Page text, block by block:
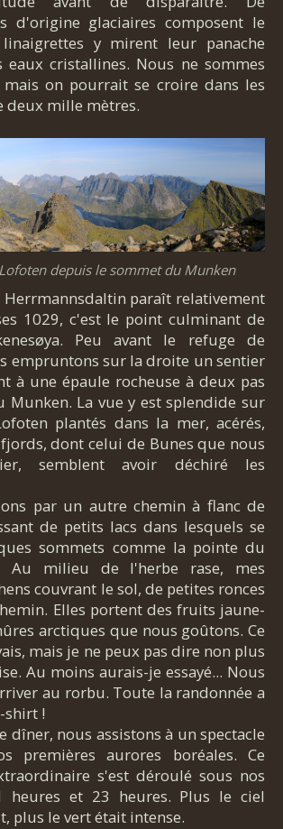
d'origine glaciaires composent le
linaigrettes y mirent leur panache
eaux cristallines. Nous ne sommes
on pourrait se croire dans les
deux mille mètres.
depuis le sommet du Munken
Herrmannsdaltin paraît relativement
1029, c'est le point culminant de
Peu avant le refuge de
empruntons sur la droite un sentier
à une épaule rocheuse à deux pas
Munken. La vue y est splendide sur
plantés dans la mer, acérés,
fjords, dont celui de Bunes que nous
semblent avoir déchiré les
par un autre chemin à flanc de
de petits lacs dans lesquels se
sommets comme la pointe du
Au milieu de l'herbe rase, mes
couvrant le sol, de petites ronces
Elles portent des fruits jaune-
arctiques que nous goûtons. Ce
mais je ne peux pas dire non plus
Au moins aurais-je essayé... Nous
au rorbu. Toute la randonnée a
shirt !
dîner, nous assistons à un spectacle
premières aurores boréales. Ce
s'est déroulé sous nos
heures et 23 heures. Plus le ciel
plus le vert était intense.